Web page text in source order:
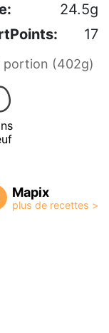
24.5g
17
portion (402g)
Mapix